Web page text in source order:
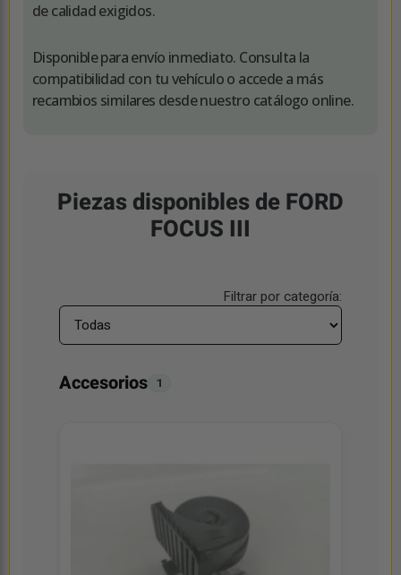
de calidad exigidos.
Disponible para envío inmediato. Consulta la
compatibilidad con tu vehículo o accede a más
recambios similares desde nuestro catálogo online.
Piezas disponibles de FORD
FOCUS III
Filtrar por categoría:
Accesorios 1